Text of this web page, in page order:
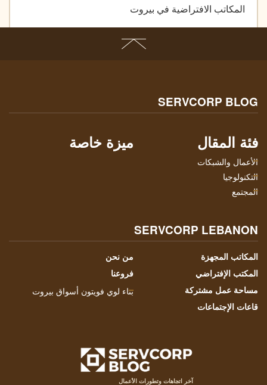
المكاتب الافتراضية في بيروت
SERVCORP BLOG
فئة المقال
الأعمال والشبكات
التكنولوجيا
المجتمع
ميزة خاصة
SERVCORP LEBANON
المكاتب المجهزة
المكتب الإفتراضي
مساحة عمل مشتركة
قاعات الإجتماعات
من نحن
فروعنا
بناء لوي فويتون أسواق بيروت
آخر اتجاهات وتطورات الأعمال